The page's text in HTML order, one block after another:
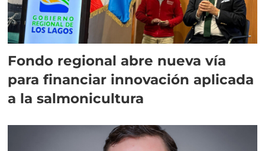
Fondo regional abre nueva vía
para financiar innovación aplicada
a la salmonicultura